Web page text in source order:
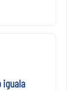
iguala